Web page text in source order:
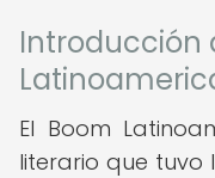
Introducción
El Boom
literario que tuvo